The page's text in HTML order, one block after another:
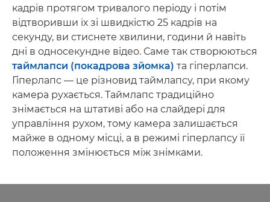
кадрів протягом тривалого періоду і потім
відтворивши їх зі швидкістю 25 кадрів на
секунду, ви стиснете хвилини, години й навіть
дні в односекундне відео. Саме так створюються
таймлапси (покадрова зйомка) та гіперлапси.
Гіперлапс — це різновид таймлапсу, при якому
камера рухається. Таймлапс традиційно
знімається на штативі або на слайдері для
управління рухом, тому камера залишається
майже в одному місці, а в режимі гіперлапсу її
положення змінюється між знімками.